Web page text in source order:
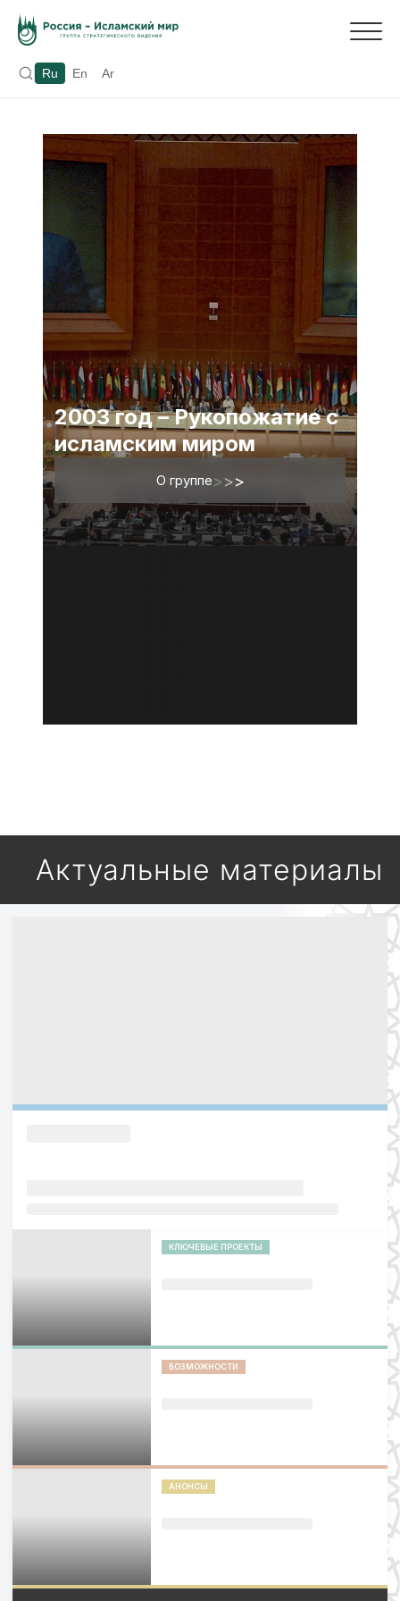
Ru En Ar
2003 год – Рукопожатие с
исламским миром
О группе>>>
Актуальные материалы
КЛЮЧЕВЫЕ ПРОЕКТЫ
ВОЗМОЖНОСТИ
АНОНСЫ